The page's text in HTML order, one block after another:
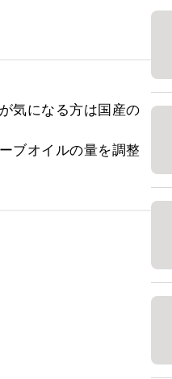
気になる方は国産の
ブオイルの量を調整